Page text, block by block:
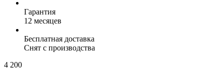
Гарантия
12 месяцев
Бесплатная доставка
Снят с производства
4 200